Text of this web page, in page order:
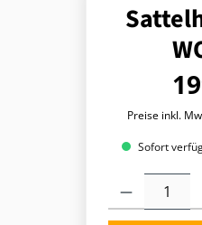
Preise inkl.
Sofort
Produkt